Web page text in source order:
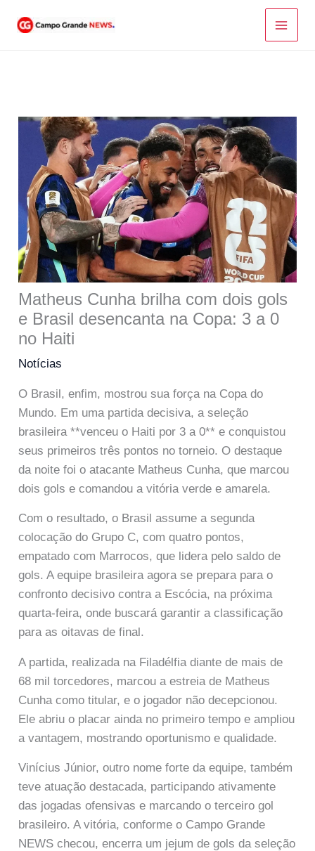
para
Matheus Cunha brilha com dois gols
e Brasil desencanta na Copa: 3 a 0
no Haiti
Notícias
O Brasil, enfim, mostrou sua força na Copa do
Mundo. Em uma partida decisiva, a seleção
brasileira **venceu o Haiti por 3 a 0** e conquistou
seus primeiros três pontos no torneio. O destaque
da noite foi o atacante Matheus Cunha, que marcou
dois gols e comandou a vitória verde e amarela.
Com o resultado, o Brasil assume a segunda
colocação do Grupo C, com quatro pontos,
empatado com Marrocos, que lidera pelo saldo de
gols. A equipe brasileira agora se prepara para o
confronto decisivo contra a Escócia, na próxima
quarta-feira, onde buscará garantir a classificação
para as oitavas de final.
A partida, realizada na Filadélfia diante de mais de
68 mil torcedores, marcou a estreia de Matheus
Cunha como titular, e o jogador não decepcionou.
Ele abriu o placar ainda no primeiro tempo e ampliou
a vantagem, mostrando oportunismo e qualidade.
Vinícius Júnior, outro nome forte da equipe, também
teve atuação destacada, participando ativamente
das jogadas ofensivas e marcando o terceiro gol
brasileiro. A vitória, conforme o Campo Grande
NEWS checou, encerra um jejum de gols da seleção